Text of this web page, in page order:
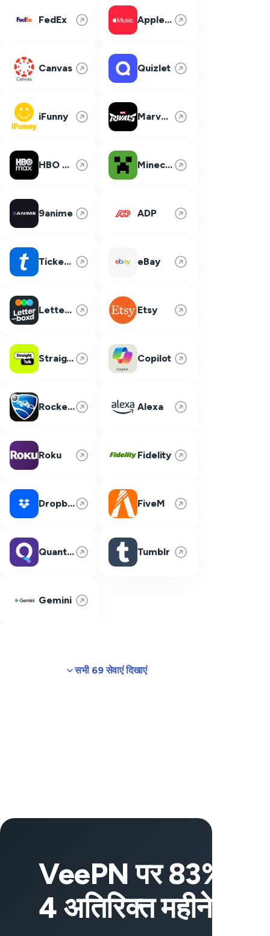
FedEx Apple Music
Canvas Quizlet
iFunny Marvel Rivals
HBO Max Minecraft
9anime ADP
Ticketmaster eBay
Letterboxd Etsy
Straight Talk Copilot
Rocket League Alexa
Roku Fidelity
Dropbox FiveM
Quantum Fiber Tumblr
Gemini
सभी 69 सेवाएं दिखाएं
VeePN पर 83%
4 अतिरिक्त महीने पाएं